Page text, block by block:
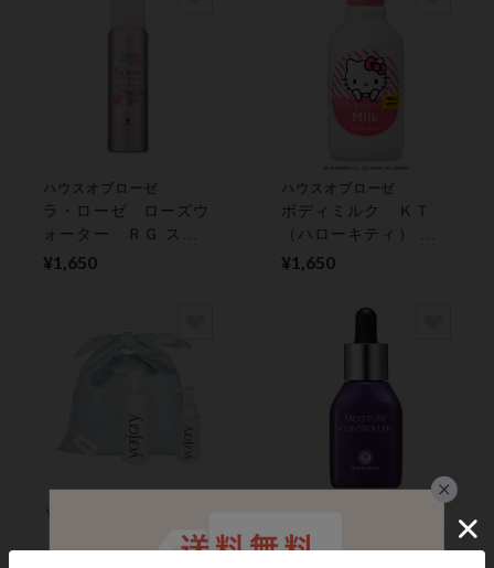
ハウスオブローゼ
ラ・ローゼ ローズウ
ォーター ＲＧ スキ
ンケア
¥1,650
ハウスオブローゼ
ボディミルク ＫＴ
（ハローキティ） バ
ス・ボディケア
¥1,650
ＹＯＪＯＹ
【ギフト袋入り】ボデ
モイスチュアコントロ